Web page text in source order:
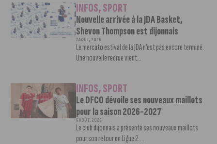
INFOS,SPORT
Nouvelle arrivée à la JDA Basket,
Shevon Thompson est dijonnais
7 AOÛT, 2026
Le mercato estival de la JDA n’est pas encore terminé.
Une nouvelle recrue vient...
INFOS,SPORT
Le DFCO dévoile ses nouveaux maillots
pour la saison 2026-2027
6 AOÛT, 2026
Le club dijonnais a présenté ses nouveaux maillots
pour son retour en Ligue 2....